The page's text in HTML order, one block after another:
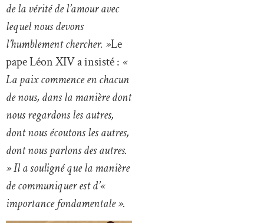
de la vérité de l’amour avec
lequel nous devons
l’humblement chercher. »Le
pape Léon XIV a insisté : «
La paix commence en chacun
de nous, dans la manière dont
nous regardons les autres,
dont nous écoutons les autres,
dont nous parlons des autres.
» Il a souligné que la manière
de communiquer est d’«
importance fondamentale ».